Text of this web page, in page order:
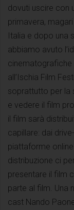
dovuti uscire con
primavera,
Italia e dopo una
abbiamo avuto
cinematografiche
all’Ischia Film
soprattutto per la
e vedere il film
il film sarà
capillare: dai
piattaforme
distribuzione ci
presentare il film
parte al film. Una
cast Nando